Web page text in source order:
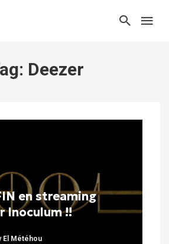
Deezer
en streaming
Inoculum !!
El Météhou